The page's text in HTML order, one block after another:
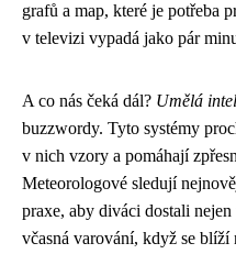
grafů a map, které je potřeba
v televizi vypadá jako pár
A co nás čeká dál? Umělá
buzzwordy. Tyto systémy
v nich vzory a pomáhají
Meteorologové sledují
praxe, aby diváci dostali
včasná varování, když se blíží